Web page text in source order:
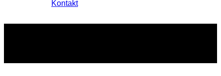
Kontakt